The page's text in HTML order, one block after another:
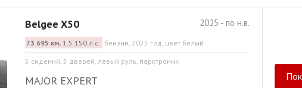
2025 - по н.в.
Belgee X50
73 695 км,1.5 150 л.с. бензин, 2025 год, цвет белый
5 сидений, 5 дверей, левый руль, парктроник
MAJOR EXPERT